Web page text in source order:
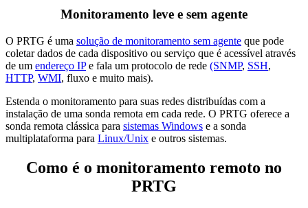
Monitoramento leve e sem agente
O PRTG é uma solução de monitoramento sem agente que pode
coletar dados de cada dispositivo ou serviço que é acessível através
de um endereço IPe fala um protocolo de rede (SNMP, SSH,
HTTP, WMI, fluxo e muito mais).
Estenda o monitoramento para suas redes distribuídas com a
instalação de uma sonda remota em cada rede. O PRTG oferece a
sonda remota clássica para sistemas Windows e a sonda
multiplataforma para Linux/Unix e outros sistemas.
Como é o monitoramento remoto no
PRTG